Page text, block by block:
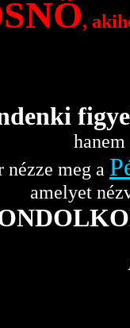
,
nézze meg a
amelyet